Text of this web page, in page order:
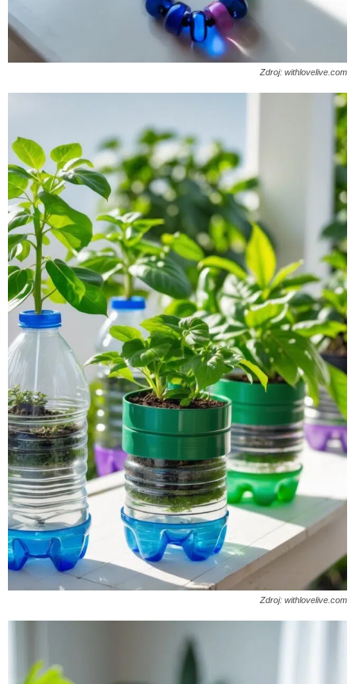
Zdroj: withlovelive.com
Zdroj: withlovelive.com